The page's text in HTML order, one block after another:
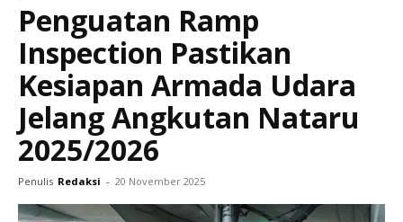
Penguatan Ramp
Inspection Pastikan
Kesiapan Armada Udara
Jelang Angkutan Nataru
2025/2026
Penulis Redaksi - 20 November 2025